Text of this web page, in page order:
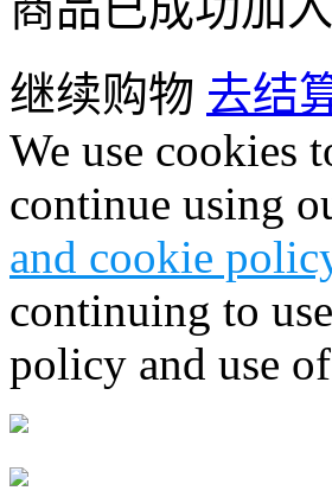
继续购物 去结
We use cookies
continue using
and cookie
continuing to
policy and use